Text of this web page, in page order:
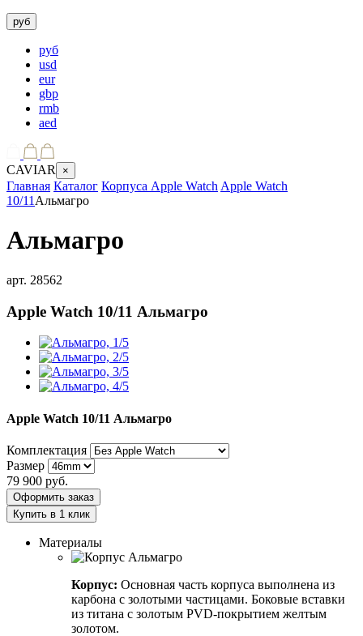
руб
руб
usd
eur
gbp
rmb
aed
CAVIAR ×
Главная Каталог Корпуса Apple Watch Apple Watch
10/11 Альмагро
Альмагро
арт. 28562
Apple Watch 10/11 Альмагро
Apple Watch 10/11 Альмагро
Комплектация
Размер
79 900 руб.
Оформить заказ
Купить в 1 клик
Материалы
Корпус: Основная часть корпуса выполнена из
карбона с золотыми частицами. Боковые вставки
из титана с золотым PVD-покрытием желтым
золотом.